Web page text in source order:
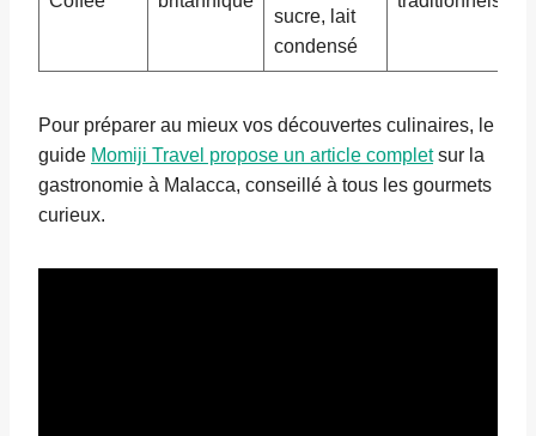
sucre, lait
condensé
Pour préparer au mieux vos découvertes culinaires, le
guide Momiji Travel propose un article completsur la
gastronomie à Malacca, conseillé à tous les gourmets
curieux.